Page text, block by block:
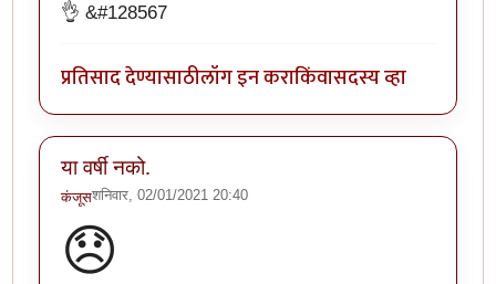
👌 &#128567
प्रतिसाद देण्यासाठीलॉग इन कराकिंवासदस्य व्हा
या वर्षी नको.
कंजूसशनिवार, 02/01/2021 20:40
😞